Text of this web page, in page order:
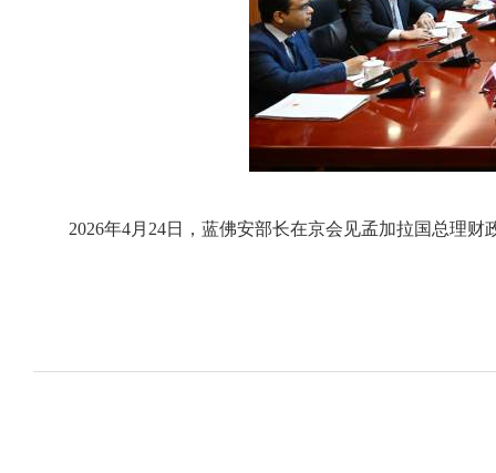
2026年4月24日，蓝佛安部长在京会见孟加拉国总理财